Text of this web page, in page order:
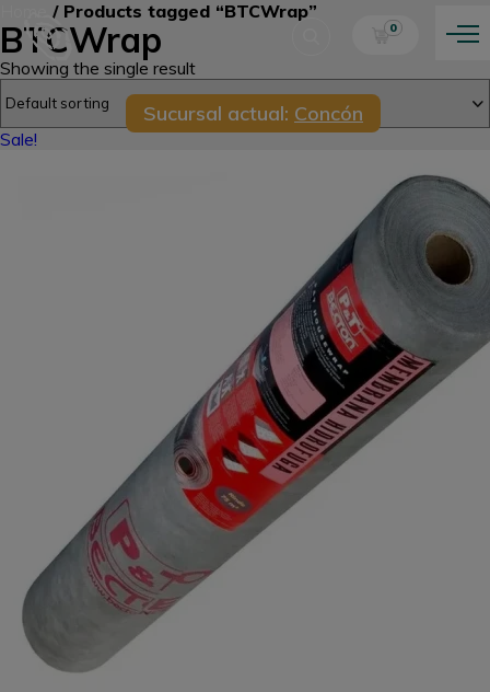
0
Sucursal actual: Concón
/ Products tagged “BTCWrap”
BTCWrap
Showing the single result
Sale!